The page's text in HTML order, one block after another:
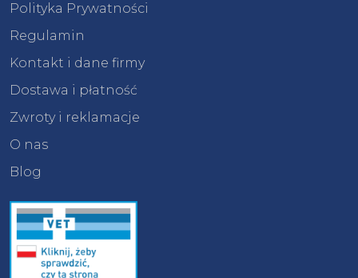
Polityka Prywatności
Regulamin
Kontakt i dane firmy
Dostawa i płatność
Zwroty i reklamacje
O nas
Blog